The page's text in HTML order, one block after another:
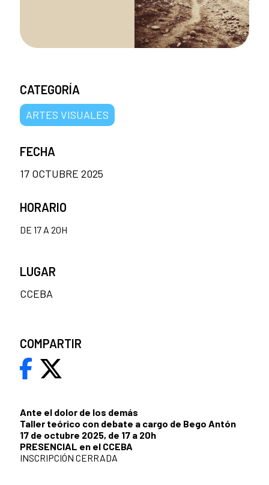
Ante el dolor de los demás
Taller teórico con debate a cargo de Bego Antón
17 de octubre 2025, de 17 a 20h
PRESENCIAL en el CCEBA
INSCRIPCIÓN CERRADA
CATEGORÍA
ARTES VISUALES
FECHA
17 OCTUBRE 2025
HORARIO
DE 17 A 20H
LUGAR
CCEBA
COMPARTIR